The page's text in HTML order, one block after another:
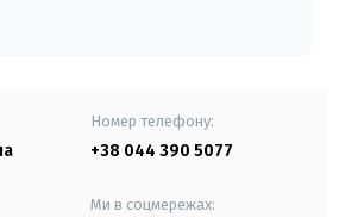
Номер телефону:
+38 044 390 5077
Ми в соцмережах: